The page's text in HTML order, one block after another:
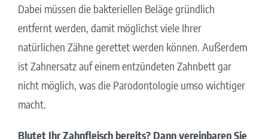
Dabei müssen die bakteriellen Beläge gründlich
entfernt werden, damit möglichst viele Ihrer
natürlichen Zähne gerettet werden können. Außerdem
ist Zahnersatz auf einem entzündeten Zahnbett gar
nicht möglich, was die Parodontologie umso wichtiger
macht.
Blutet Ihr Zahnfleisch bereits? Dann vereinbaren Sie